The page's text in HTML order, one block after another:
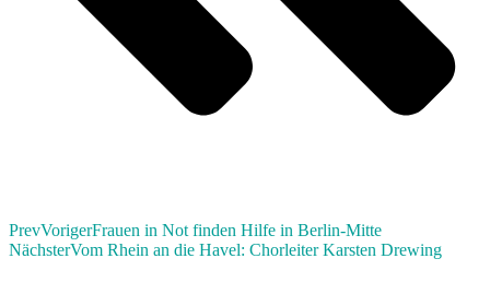
PrevVorigerFrauen in Not finden Hilfe in Berlin-Mitte
NächsterVom Rhein an die Havel: Chorleiter Karsten Drewing